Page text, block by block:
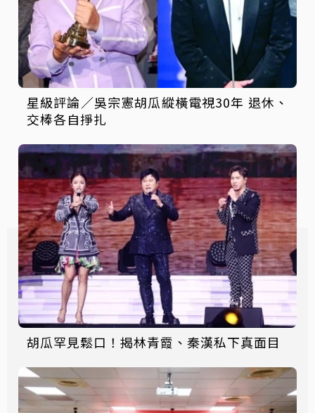
星級評論／吳宗憲胡瓜縱橫電視30年 退休、
交棒各自掙扎
胡瓜罕見鬆口！揭林青霞、秦漢私下真面目